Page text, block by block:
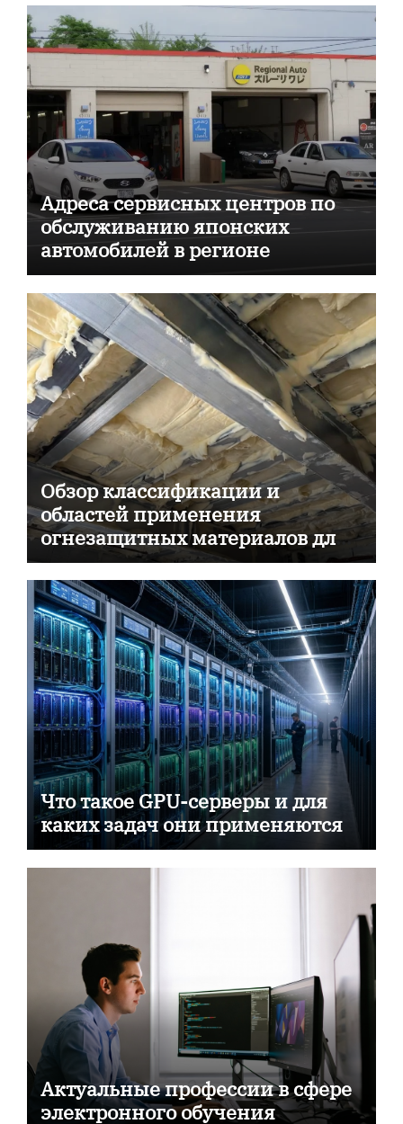
Адреса сервисных центров по
обслуживанию японских
автомобилей в регионе
Обзор классификации и
областей применения
огнезащитных материалов для
пассивной противопожарной
защиты
Что такое GPU-серверы и для
каких задач они применяются
Актуальные профессии в сфере
электронного обучения